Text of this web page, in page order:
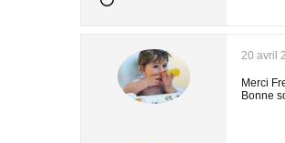
20 avril
Merci
Bonne